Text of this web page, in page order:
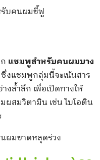
แชมพูสำหรับคนผมบาง
งแชมพูกลุ่มนี้จะเน้นสาร
ล้ำลึก เพื่อเปิดทางให้
ผสมวิตามิน เช่น ไบโอติน